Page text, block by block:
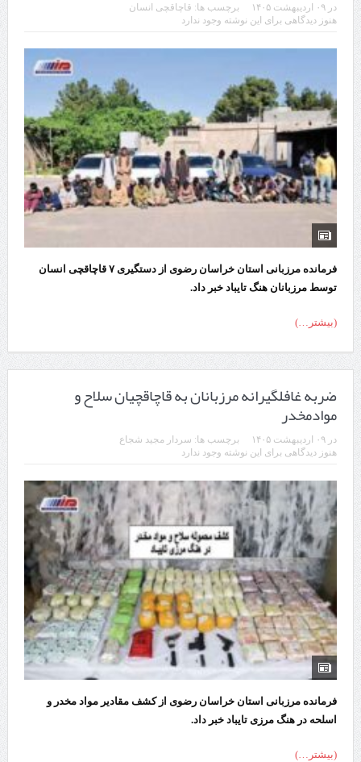
در ۰۹ اردیبهشت ۱۴۰۵ برچسب ها: قاچاقچی انسان
هنوز دیدگاهی برای این نوشته وجود ندارد
فرمانده مرزبانی استان خراسان رضوی از دستگیری ۷ قاچاقچی انسان
توسط مرزبانان هنگ تایباد خبر داد.
(بیشتر…)
ضربه غافلگیرانه مرزبانان به قاچاقچیان سلاح و
موادمخدر
در ۰۹ اردیبهشت ۱۴۰۵ برچسب ها: سردار مجید شجاع
هنوز دیدگاهی برای این نوشته وجود ندارد
فرمانده مرزبانی استان خراسان رضوی از کشف مقادیر مواد مخدر و
اسلحه در هنگ مرزی تایباد خبر داد.
(بیشتر…)